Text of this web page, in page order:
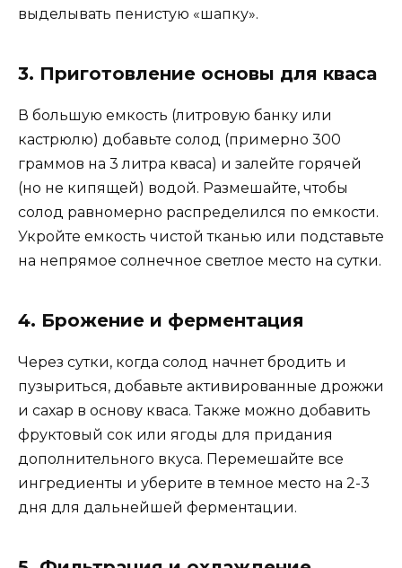
выделывать пенистую «шапку».
3. Приготовление основы для кваса
В большую емкость (литровую банку или
кастрюлю) добавьте солод (примерно 300
граммов на 3 литра кваса) и залейте горячей
(но не кипящей) водой. Размешайте, чтобы
солод равномерно распределился по емкости.
Укройте емкость чистой тканью или подставьте
на непрямое солнечное светлое место на сутки.
4. Брожение и ферментация
Через сутки, когда солод начнет бродить и
пузыриться, добавьте активированные дрожжи
и сахар в основу кваса. Также можно добавить
фруктовый сок или ягоды для придания
дополнительного вкуса. Перемешайте все
ингредиенты и уберите в темное место на 2-3
дня для дальнейшей ферментации.